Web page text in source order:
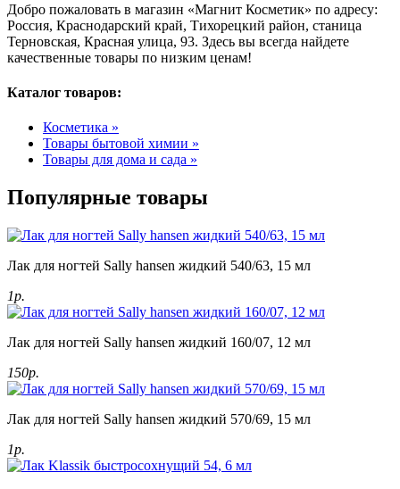
Добро пожаловать в магазин «Магнит Косметик» по адресу:
Россия, Краснодарский край, Тихорецкий район, станица
Терновская, Красная улица, 93. Здесь вы всегда найдете
качественные товары по низким ценам!
Каталог товаров:
Косметика »
Товары бытовой химии »
Товары для дома и сада »
Популярные товары
Лак для ногтей Sally hansen жидкий 540/63, 15 мл
1р.
Лак для ногтей Sally hansen жидкий 160/07, 12 мл
150р.
Лак для ногтей Sally hansen жидкий 570/69, 15 мл
1р.